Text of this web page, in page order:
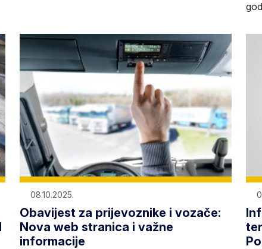
08.10.2025.
Obavijest za prijevoznike i vozače:
Nova web stranica i važne
informacije